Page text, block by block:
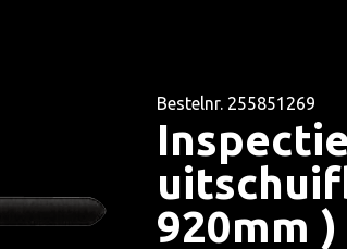
Bestelnr. 255851269
920mm )